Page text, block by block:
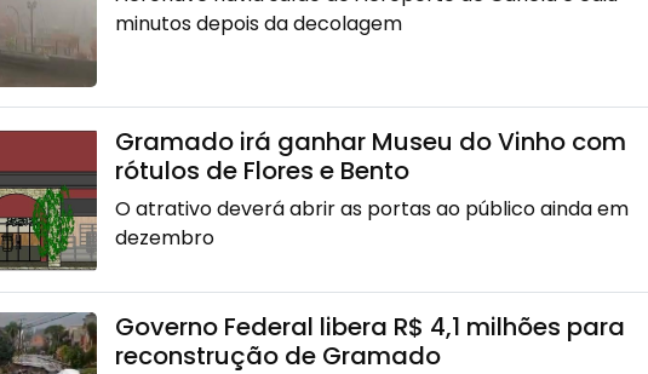
minutos depois da decolagem
Gramado irá ganhar Museu do Vinho com
rótulos de Flores e Bento
O atrativo deverá abrir as portas ao público ainda em
dezembro
Governo Federal libera R$ 4,1 milhões para
reconstrução de Gramado